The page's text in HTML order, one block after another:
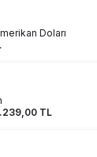
Doları
TL